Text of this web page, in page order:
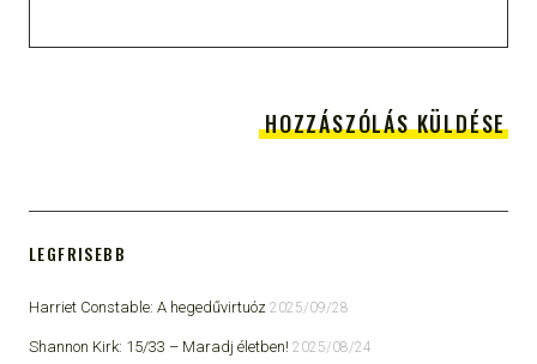
LEGFRISEBB
Harriet Constable: A hegedűvirtuóz 2025/09/28
Shannon Kirk: 15/33 ​– Maradj életben! 2025/08/24